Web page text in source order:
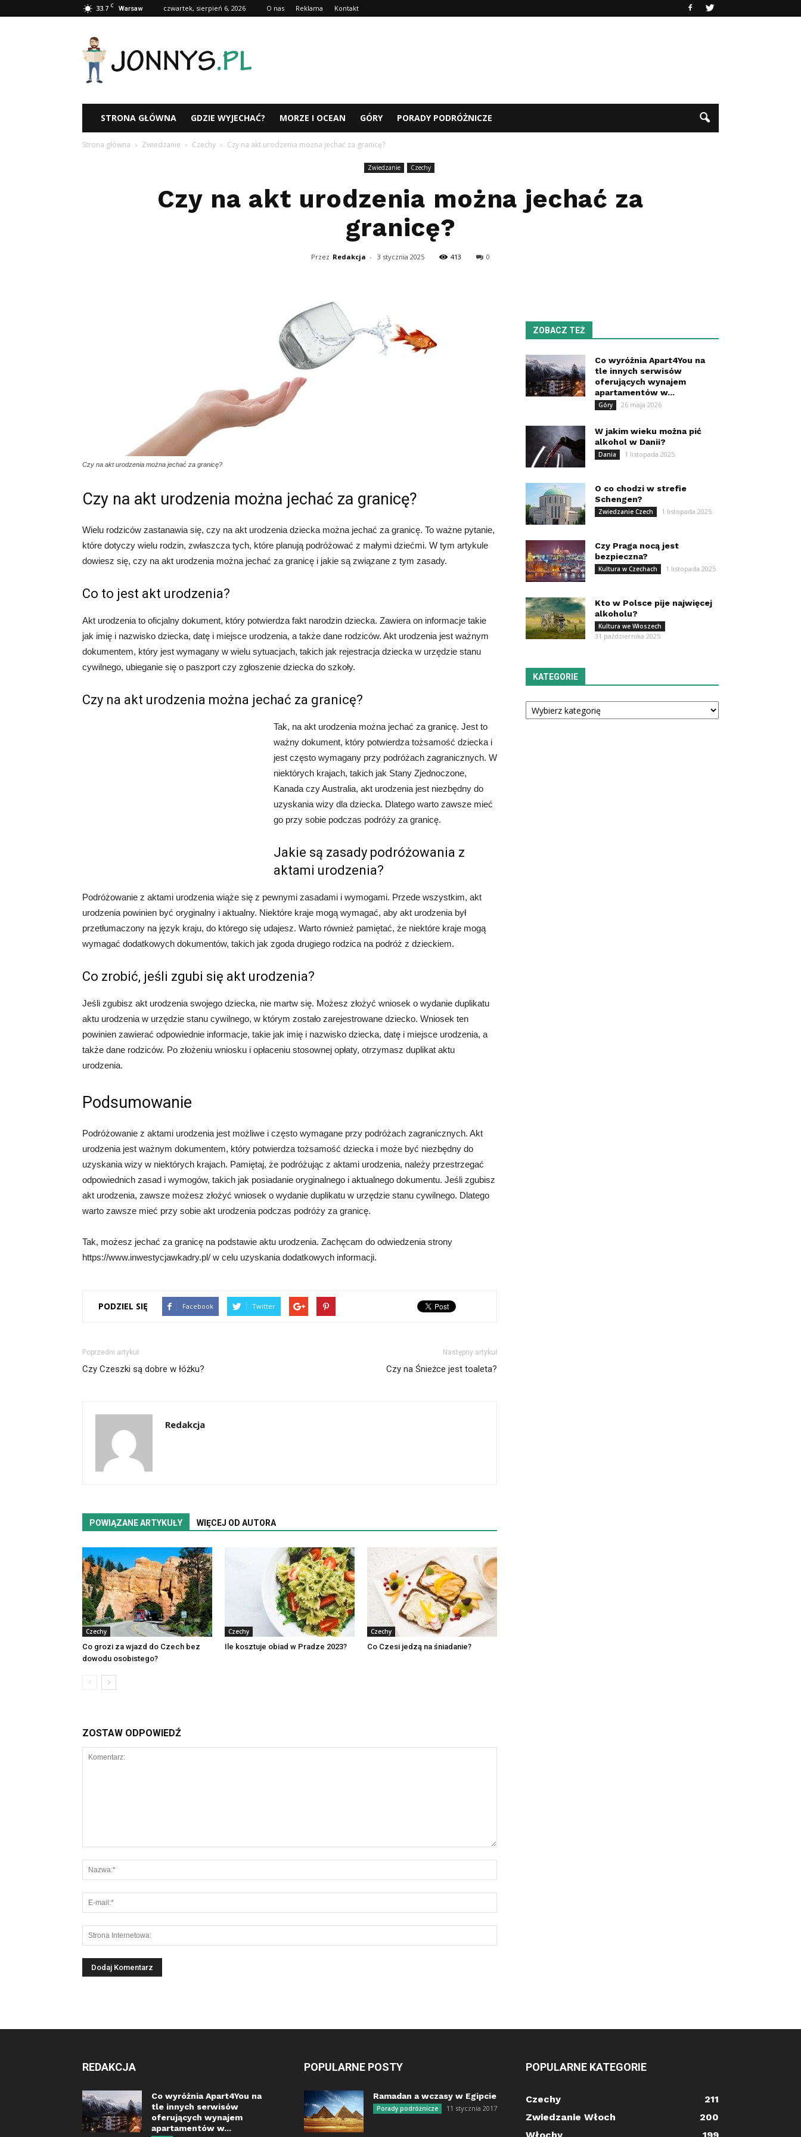
33.7 C Warsaw czwartek, sierpień 6, 2026 O nas Reklama Kontakt
Jonnys.pl
STRONA GŁÓWNA GDZIE WYJECHAĆ? MORZE I OCEAN GÓRY PORADY PODRÓŻNICZE
Strona główna Zwiedzanie Czechy Czy na akt urodzenia można jechać za granicę?
Zwiedzanie Czechy
Czy na akt urodzenia można jechać za
granicę?
Przez Redakcja - 3 stycznia 2025 413 0
Czy na akt urodzenia można jechać za granicę?
Czy na akt urodzenia można jechać za granicę?
Wielu rodziców zastanawia się, czy na akt urodzenia dziecka można jechać za granicę. To ważne pytanie,
które dotyczy wielu rodzin, zwłaszcza tych, które planują podróżować z małymi dziećmi. W tym artykule
dowiesz się, czy na akt urodzenia można jechać za granicę i jakie są związane z tym zasady.
Co to jest akt urodzenia?
Akt urodzenia to oficjalny dokument, który potwierdza fakt narodzin dziecka. Zawiera on informacje takie
jak imię i nazwisko dziecka, datę i miejsce urodzenia, a także dane rodziców. Akt urodzenia jest ważnym
dokumentem, który jest wymagany w wielu sytuacjach, takich jak rejestracja dziecka w urzędzie stanu
cywilnego, ubieganie się o paszport czy zgłoszenie dziecka do szkoły.
Czy na akt urodzenia można jechać za granicę?
Tak, na akt urodzenia można jechać za granicę. Jest to
ważny dokument, który potwierdza tożsamość dziecka i
jest często wymagany przy podróżach zagranicznych. W
niektórych krajach, takich jak Stany Zjednoczone,
Kanada czy Australia, akt urodzenia jest niezbędny do
uzyskania wizy dla dziecka. Dlatego warto zawsze mieć
go przy sobie podczas podróży za granicę.
Jakie są zasady podróżowania z
aktami urodzenia?
Podróżowanie z aktami urodzenia wiąże się z pewnymi zasadami i wymogami. Przede wszystkim, akt
urodzenia powinien być oryginalny i aktualny. Niektóre kraje mogą wymagać, aby akt urodzenia był
przetłumaczony na język kraju, do którego się udajesz. Warto również pamiętać, że niektóre kraje mogą
wymagać dodatkowych dokumentów, takich jak zgoda drugiego rodzica na podróż z dzieckiem.
Co zrobić, jeśli zgubi się akt urodzenia?
Jeśli zgubisz akt urodzenia swojego dziecka, nie martw się. Możesz złożyć wniosek o wydanie duplikatu
aktu urodzenia w urzędzie stanu cywilnego, w którym zostało zarejestrowane dziecko. Wniosek ten
powinien zawierać odpowiednie informacje, takie jak imię i nazwisko dziecka, datę i miejsce urodzenia, a
także dane rodziców. Po złożeniu wniosku i opłaceniu stosownej opłaty, otrzymasz duplikat aktu
urodzenia.
Podsumowanie
Podróżowanie z aktami urodzenia jest możliwe i często wymagane przy podróżach zagranicznych. Akt
urodzenia jest ważnym dokumentem, który potwierdza tożsamość dziecka i może być niezbędny do
uzyskania wizy w niektórych krajach. Pamiętaj, że podróżując z aktami urodzenia, należy przestrzegać
odpowiednich zasad i wymogów, takich jak posiadanie oryginalnego i aktualnego dokumentu. Jeśli zgubisz
akt urodzenia, zawsze możesz złożyć wniosek o wydanie duplikatu w urzędzie stanu cywilnego. Dlatego
warto zawsze mieć przy sobie akt urodzenia podczas podróży za granicę.
Tak, możesz jechać za granicę na podstawie aktu urodzenia. Zachęcam do odwiedzenia strony
https://www.inwestycjawkadry.pl/ w celu uzyskania dodatkowych informacji.
PODZIEL SIĘ Facebook Twitter
Poprzedni artykuł
Czy Czeszki są dobre w łóżku?
Następny artykuł
Czy na Śnieżce jest toaleta?
Redakcja
POWIĄZANE ARTYKUŁY WIĘCEJ OD AUTORA
Czechy
Co grozi za wjazd do Czech bez
dowodu osobistego?
Czechy
Ile kosztuje obiad w Pradze 2023?
Czechy
Co Czesi jedzą na śniadanie?
ZOSTAW ODPOWIEDŹ
ZOBACZ TEŻ
Co wyróżnia Apart4You na
tle innych serwisów
oferujących wynajem
apartamentów w...
Góry 26 maja 2026
W jakim wieku można pić
alkohol w Danii?
Dania 1 listopada 2025
O co chodzi w strefie
Schengen?
Zwiedzanie Czech 1 listopada 2025
Czy Praga nocą jest
bezpieczna?
Kultura w Czechach 1 listopada 2025
Kto w Polsce pije najwięcej
alkoholu?
Kultura we Włoszech
31 października 2025
KATEGORIE
Kategorie
REDAKCJA
Co wyróżnia Apart4You na
tle innych serwisów
oferujących wynajem
apartamentów w...
POPULARNE POSTY
Ramadan a wczasy w Egipcie
Porady podróżnicze 11 stycznia 2017
POPULARNE KATEGORIE
Czechy
211
Zwiedzanie Włoch
200